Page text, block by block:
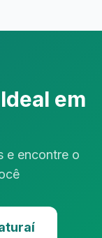
em
e encontre o